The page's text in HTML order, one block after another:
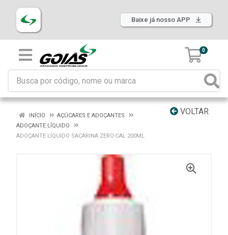
Baixe já nosso APP
0
VOLTAR
INÍCIO
AÇÚCARES E ADOÇANTES
ADOÇANTE LÍQUIDO
ADOÇANTE LÍQUIDO SACARINA ZERO-CAL 200ML